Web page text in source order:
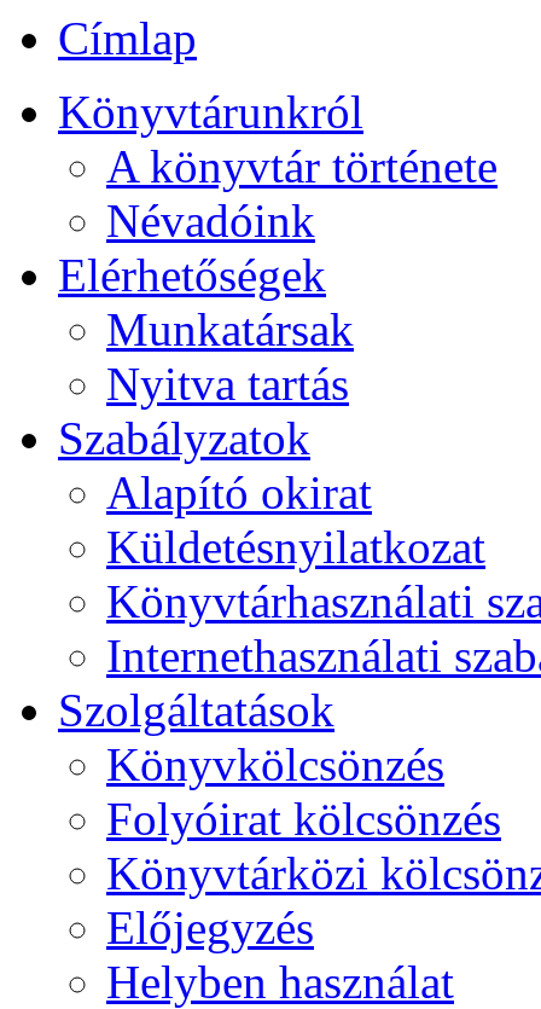
Címlap
Könyvtárunkról
A könyvtár története
Névadóink
Elérhetőségek
Munkatársak
Nyitva tartás
Szabályzatok
Alapító okirat
Küldetésnyilatkozat
Könyvtárhasználati
Internethasználati
Szolgáltatások
Könyvkölcsönzés
Folyóirat kölcsönzés
Könyvtárközi
Előjegyzés
Helyben használat